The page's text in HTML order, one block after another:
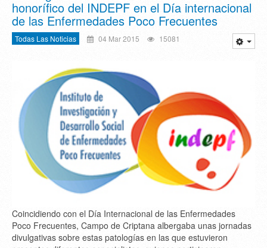
honorífico del INDEPF en el Día internacional
de las Enfermedades Poco Frecuentes
Todas Las Noticias 04 Mar 2015 15081
Coincidiendo con el Día Internacional de las Enfermedades
Poco Frecuentes, Campo de Criptana albergaba unas jornadas
divulgativas sobre estas patologías en las que estuvieron